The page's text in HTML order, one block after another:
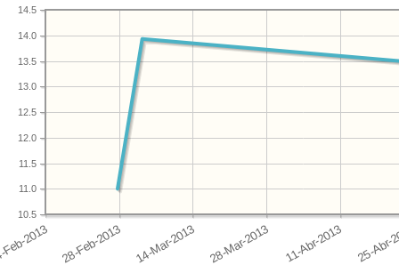
10.5
11.0
11.5
12.0
12.5
13.0
13.5
14.0
14.5